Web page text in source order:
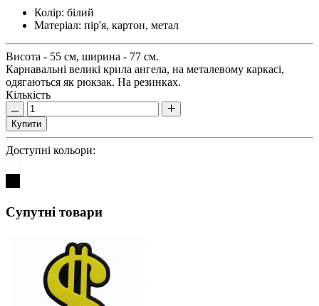
Колір: білий
Матеріал: пір'я, картон, метал
Висота - 55 см, ширина - 77 см.
Карнавальні великі крила ангела, на металевому каркасі,
одягаються як рюкзак. На резинках.
Кількість
Купити
Доступні кольори:
Супутні товари